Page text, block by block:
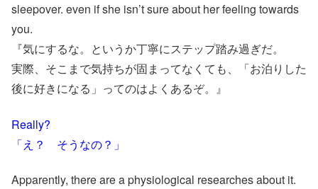
sleepover. even if she isn’t sure about her feeling towards
you.
『気にするな。というか丁寧にステップ踏み過ぎだ。
実際、そこまで気持ちが固まってなくても、「お泊りした
後に好きになる」ってのはよくあるぞ。』
Really?
「え？ そうなの？」
Apparently, there are a physiological researches about it.